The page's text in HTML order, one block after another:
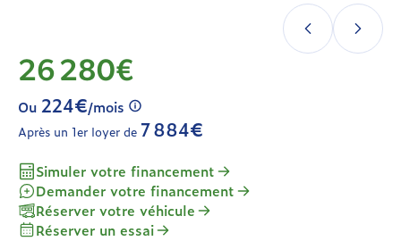
26 280€
Ou 224€/mois
Après un 1er loyer de 7 884€
Simuler votre financement
Demander votre financement
Réserver votre véhicule
Réserver un essai